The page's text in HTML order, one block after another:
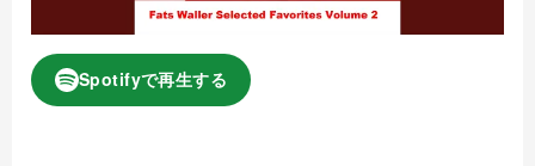
Spotifyで再生する